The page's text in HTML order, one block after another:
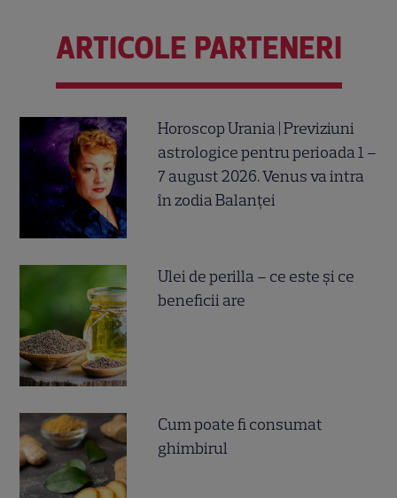
ARTICOLE PARTENERI
Horoscop Urania | Previziuni
astrologice pentru perioada 1 –
7 august 2026. Venus va intra
în zodia Balanței
Ulei de perilla – ce este și ce
beneficii are
Cum poate fi consumat
ghimbirul